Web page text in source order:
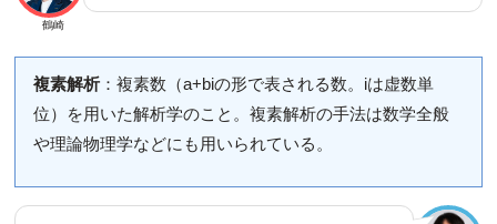
鶴崎
複素解析：複素数（a+biの形で表される数。iは虚数単
位）を用いた解析学のこと。複素解析の手法は数学全般
や理論物理学などにも用いられている。